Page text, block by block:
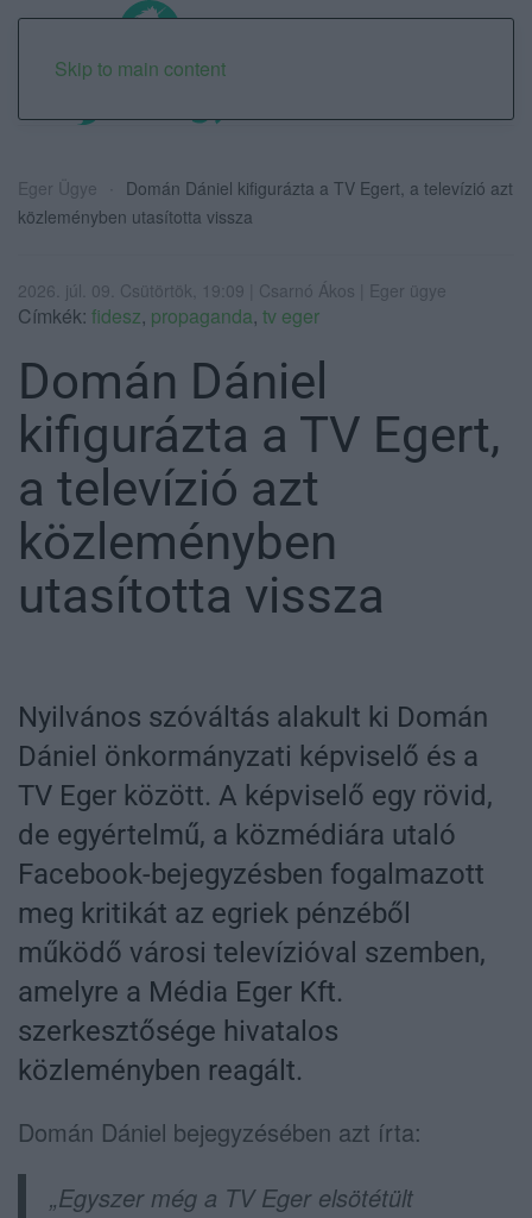
Skip to main content
Eger Ügye
Domán Dániel kifigurázta a TV Egert, a televízió azt
közleményben utasította vissza
2026. júl. 09. Csütörtök, 19:09 | Csarnó Ákos | Eger ügye
Címkék: fidesz, propaganda, tv eger
Domán Dániel
kifigurázta a TV Egert,
a televízió azt
közleményben
utasította vissza
Nyilvános szóváltás alakult ki Domán
Dániel önkormányzati képviselő és a
TV Eger között. A képviselő egy rövid,
de egyértelmű, a közmédiára utaló
Facebook-bejegyzésben fogalmazott
meg kritikát az egriek pénzéből
működő városi televízióval szemben,
amelyre a Média Eger Kft.
szerkesztősége hivatalos
közleményben reagált.
Domán Dániel bejegyzésében azt írta:
„Egyszer még a TV Eger elsötétült